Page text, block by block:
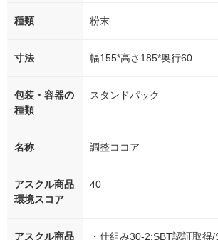
種類 粉末
寸法 幅155*高さ185*奥行60
包装・容器の
種類
スタンドパック
名称 調整ココア
アスクル商品
環境スコア
40
アスクル商品
・仕組み30-2:SBT認証取得